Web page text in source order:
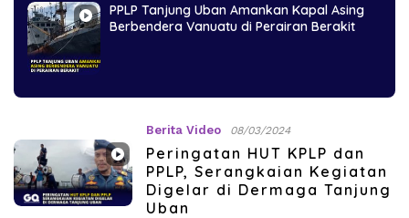
PPLP Tanjung Uban Amankan Kapal Asing
Berbendera Vanuatu di Perairan Berakit
Berita Video 08/03/2024
Peringatan HUT KPLP dan
PPLP, Serangkaian Kegiatan
Digelar di Dermaga Tanjung
Uban